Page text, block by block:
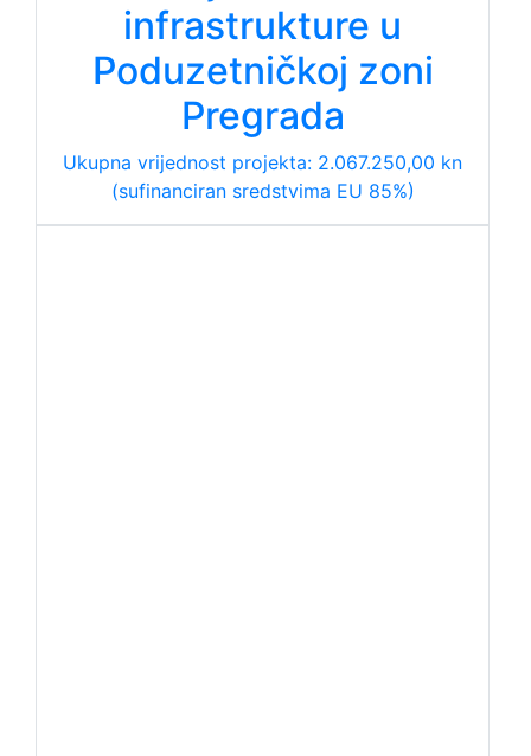
infrastrukture u
Poduzetničkoj zoni
Pregrada
Ukupna vrijednost projekta: 2.067.250,00 kn
(sufinanciran sredstvima EU 85%)